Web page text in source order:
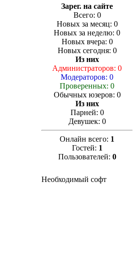
Зарег. на сайте
Всего: 0
Новых за месяц: 0
Новых за неделю: 0
Новых вчера: 0
Новых сегодня: 0
Из них
Администраторов: 0
Модераторов: 0
Проверенных: 0
Обычных юзеров: 0
Из них
Парней: 0
Девушек: 0
Онлайн всего: 1
Гостей: 1
Пользователей: 0
Необходимый софт